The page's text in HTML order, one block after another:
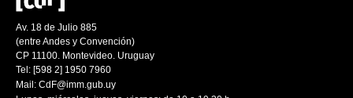
Av. 18 de Julio 885
(entre Andes y Convención)
CP 11100. Montevideo. Uruguay
Tel: [598 2] 1950 7960
Mail: CdF@imm.gub.uy